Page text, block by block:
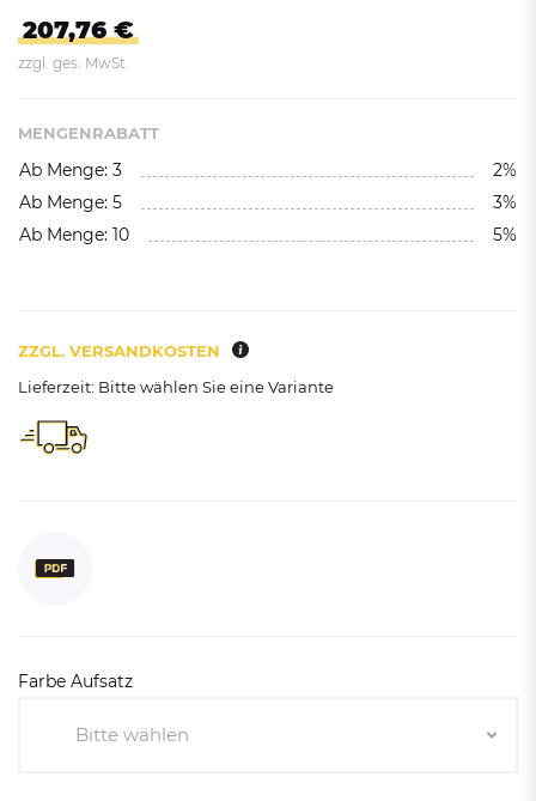
207,76 €
zzgl. ges. MwSt.
MENGENRABATT
Ab Menge: 3
2%
Ab Menge: 5
3%
Ab Menge: 10
5%
ZZGL. VERSANDKOSTEN
Lieferzeit: Bitte wählen Sie eine Variante
Bitte wählen
Farbe Aufsatz